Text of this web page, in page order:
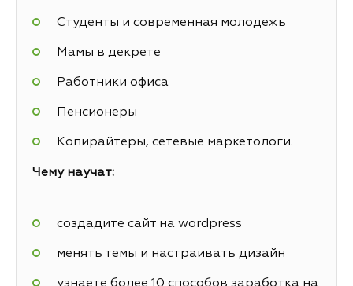
Студенты и современная молодежь
Мамы в декрете
Работники офиса
Пенсионеры
Копирайтеры, сетевые маркетологи.
Чему научат:
создадите сайт на wordpress
менять темы и настраивать дизайн